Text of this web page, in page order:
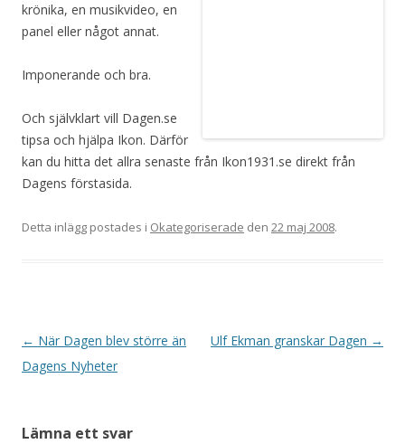
krönika, en musikvideo, en
panel eller något annat.
Imponerande och bra.
Och självklart vill Dagen.se
tipsa och hjälpa Ikon. Därför
kan du hitta det allra senaste från Ikon1931.se direkt från
Dagens förstasida.
Detta inlägg postades i Okategoriserade den 22 maj 2008.
Inläggsnavigering
← När Dagen blev större än
Dagens Nyheter
Ulf Ekman granskar Dagen →
Lämna ett svar